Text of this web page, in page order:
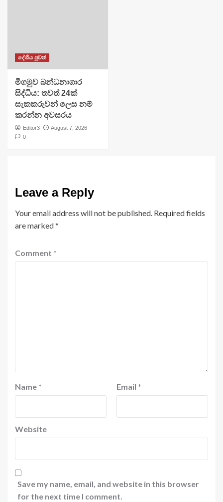
දේශීය පුවත්
මීගමුව බන්ධනාගාර
සිද්ධිය: තවත් 24ක්
සැකකරුවන් ලෙස නම්
කරන්න අවසරය
Editor3
August 7, 2026
0
Leave a Reply
Your email address will not be published. Required fields
are marked*
Comment *
Name * Email *
Website
Save my name, email, and website in this browser
for the next time I comment.